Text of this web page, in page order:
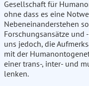
Gesellschaft für
ohne dass es eine
Nebeneinanderstehen
Forschungsansätze und
uns jedoch, die
mit der
einer trans-, inter- und
lenken.